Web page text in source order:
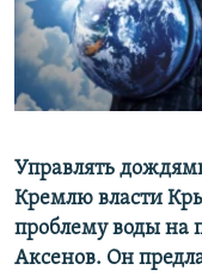
ELIFBE
УКРАИНСКАЯ
Управлять
Кремлю власти
проблему воды на
Аксенов. Он